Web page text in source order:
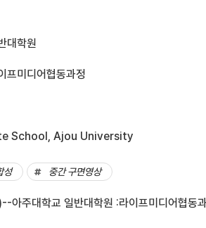
대학원
프미디어협동과정
School, Ajou University
성 중간 구면영상
아주대학교 일반대학원 :라이프미디어협동